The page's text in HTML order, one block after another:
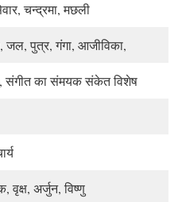
चन्द्रमा, मछली
जल, पुत्र, गंगा, आजीविका,
संगीत का संमयक संकेत विशेष
वृक्ष, अर्जुन, विष्णु